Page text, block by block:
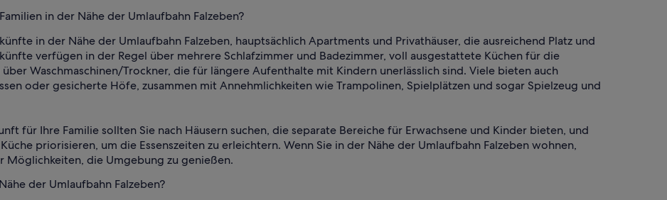
in der Nähe der Umlaufbahn Falzeben?
in der Nähe der Umlaufbahn Falzeben, hauptsächlich Apartments und Privathäuser, die ausreichend Platz und
verfügen in der Regel über mehrere Schlafzimmer und Badezimmer, voll ausgestattete Küchen für die
Waschmaschinen/Trockner, die für längere Aufenthalte mit Kindern unerlässlich sind. Viele bieten auch
oder gesicherte Höfe, zusammen mit Annehmlichkeiten wie Trampolinen, Spielplätzen und sogar Spielzeug und
für Ihre Familie sollten Sie nach Häusern suchen, die separate Bereiche für Erwachsene und Kinder bieten, und
priorisieren, um die Essenszeiten zu erleichtern. Wenn Sie in der Nähe der Umlaufbahn Falzeben wohnen,
Möglichkeiten, die Umgebung zu genießen.
der Umlaufbahn Falzeben?